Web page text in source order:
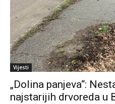
Vijesti
„Dolina panjeva“:
najstarijih drvoreda u